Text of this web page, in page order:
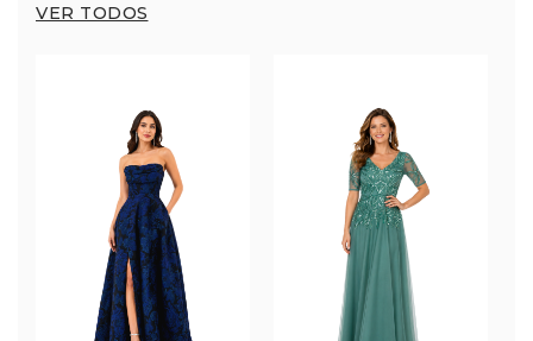
VER TODOS